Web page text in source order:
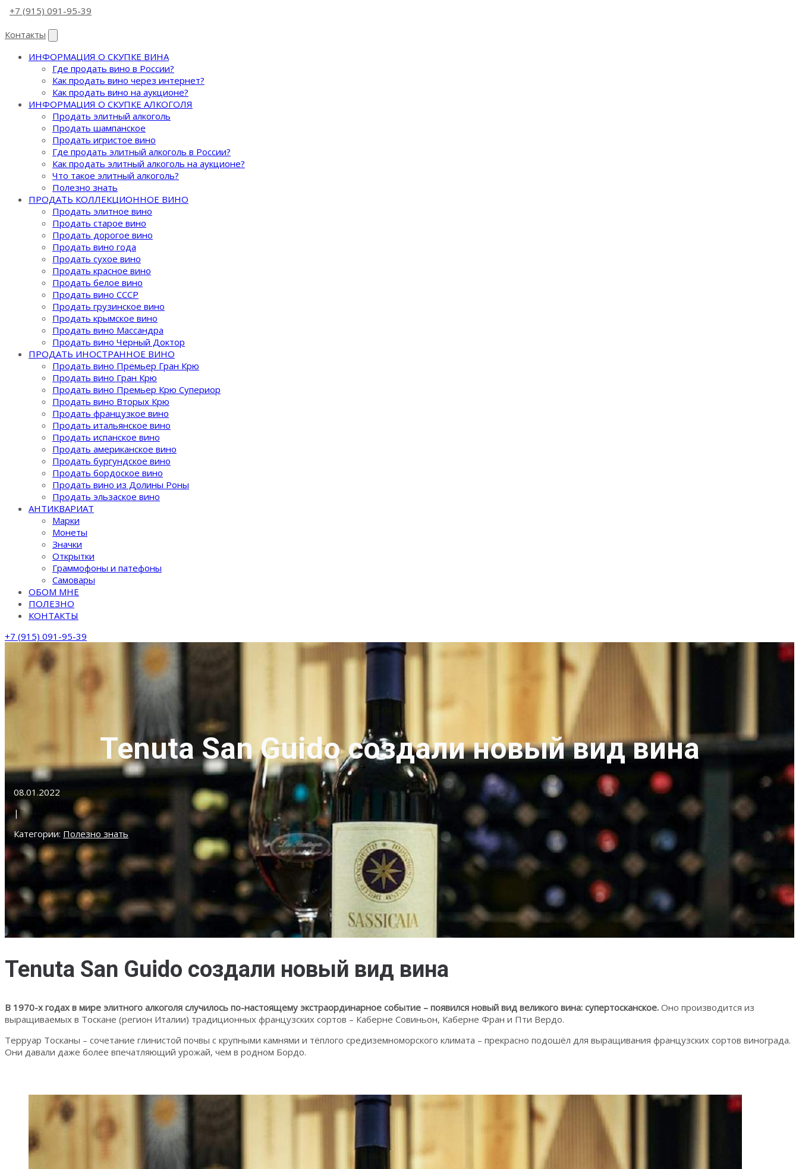
+7 (915) 091-95-39
Контакты
ИНФОРМАЦИЯ О СКУПКЕ ВИНА
Где продать вино в России?
Как продать вино через интернет?
Как продать вино на аукционе?
ИНФОРМАЦИЯ О СКУПКЕ АЛКОГОЛЯ
Продать элитный алкоголь
Продать шампанское
Продать игристое вино
Где продать элитный алкоголь в России?
Как продать элитный алкоголь на аукционе?
Что такое элитный алкоголь?
Полезно знать
ПРОДАТЬ КОЛЛЕКЦИОННОЕ ВИНО
Продать элитное вино
Продать старое вино
Продать дорогое вино
Продать вино года
Продать сухое вино
Продать красное вино
Продать белое вино
Продать вино СССР
Продать грузинское вино
Продать крымское вино
Продать вино Массандра
Продать вино Черный Доктор
ПРОДАТЬ ИНОСТРАННОЕ ВИНО
Продать вино Премьер Гран Крю
Продать вино Гран Крю
Продать вино Премьер Крю Супериор
Продать вино Вторых Крю
Продать французкое вино
Продать итальянское вино
Продать испанское вино
Продать американское вино
Продать бургундское вино
Продать бордоское вино
Продать вино из Долины Роны
Продать эльзаское вино
АНТИКВАРИАТ
Марки
Монеты
Значки
Открытки
Граммофоны и патефоны
Самовары
ОБОМ МНЕ
ПОЛЕЗНО
КОНТАКТЫ
+7 (915) 091-95-39
Tenuta San Guido создали новый вид вина
08.01.2022
|
Категории: Полезно знать
Tenuta San Guido создали новый вид вина
В 1970-х годах в мире элитного алкоголя случилось по-настоящему экстраординарное событие – появился новый вид великого вина: супертосканское. Оно производится из
выращиваемых в Тоскане (регион Италии) традиционных французских сортов – Каберне Совиньон, Каберне Фран и Пти Вердо.
Терруар Тосканы – сочетание глинистой почвы с крупными камнями и тёплого средиземноморского климата – прекрасно подошёл для выращивания французских сортов винограда.
Они давали даже более впечатляющий урожай, чем в родном Бордо.